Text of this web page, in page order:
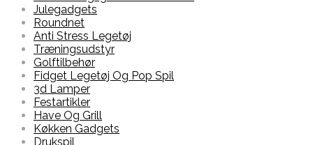
Julegadgets
Roundnet
Anti Stress Legetøj
Træningsudstyr
Golftilbehør
Fidget Legetøj Og Pop Spil
3d Lamper
Festartikler
Have Og Grill
Køkken Gadgets
Drukspil